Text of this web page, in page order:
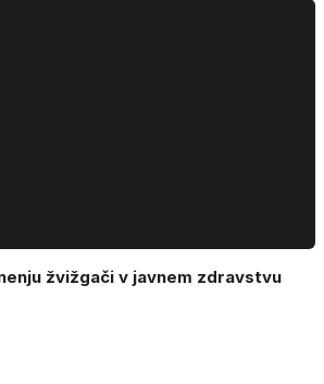
žvižgači v javnem zdravstvu